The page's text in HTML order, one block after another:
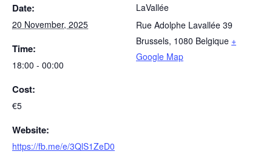
Date:
20 November, 2025
Time:
18:00 - 00:00
Cost:
€5
Website:
https://fb.me/e/3QlS1ZeD0
LaVallée
Rue Adolphe Lavallée 39
Brussels, 1080 Belgique +
Google Map